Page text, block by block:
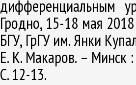
дифференциальным
Гродно, 15-18 мая
БГУ, ГрГУ им. Янки
Е. К. Макаров. – Минск
С. 12-13.